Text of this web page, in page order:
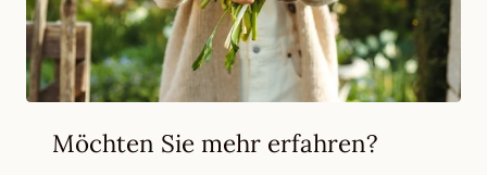
Möchten Sie mehr erfahren?